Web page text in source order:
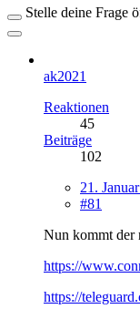
Stelle deine Frage
ak2021
Reaktionen
45
Beiträge
102
21.
#81
Nun kommt der
https://
https://